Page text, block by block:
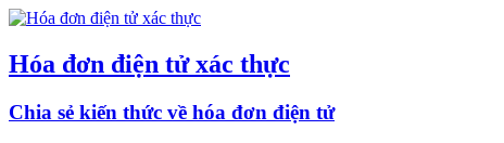
Hóa đơn điện tử xác thực
Chia sẻ kiến thức về hóa đơn điện tử